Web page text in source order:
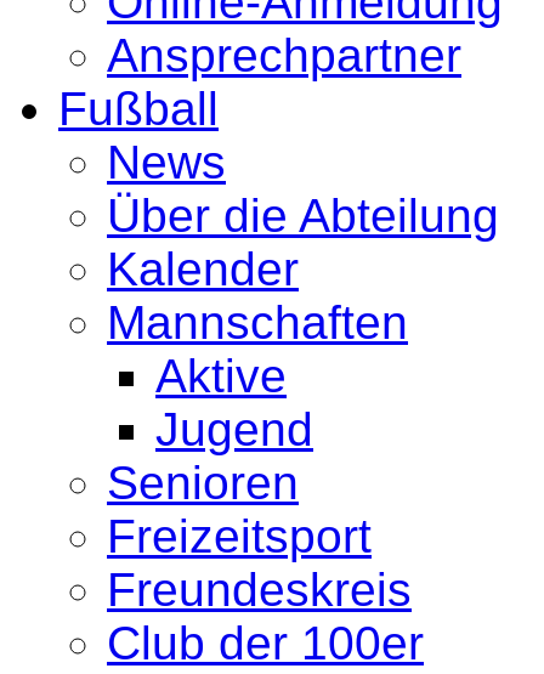
Ansprechpartner
Fußball
News
Über die Abteilung
Kalender
Mannschaften
Aktive
Jugend
Senioren
Freizeitsport
Freundeskreis
Club der 100er